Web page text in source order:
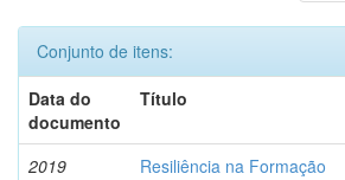
Conjunto de itens:
Data do
documento
Título
2019
Resiliência na Formação